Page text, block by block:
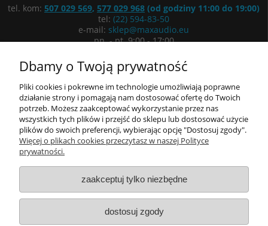
tel. kom: 507 029 569, 577 029 968 (od godziny 11:00 do 19:00)
tel: (22) 594-83-50
e-mail: sklep@maxaudio.eu
pn. - pt. 9:00 - 17:00
ul. Łuki Wielkie 3/5, 02-434 Warszawa
Wyznacz trasę
Informacje
Moje konto
O nas
Dbamy o Twoją prywatność
Pliki cookies i pokrewne im technologie umożliwiają poprawne
działanie strony i pomagają nam dostosować ofertę do Twoich
potrzeb. Możesz zaakceptować wykorzystanie przez nas
wszystkich tych plików i przejść do sklepu lub dostosować użycie
plików do swoich preferencji, wybierając opcję "Dostosuj zgody".
Więcej o plikach cookies przeczytasz w naszej Polityce
prywatności.
zaakceptuj tylko niezbędne
dostosuj zgody